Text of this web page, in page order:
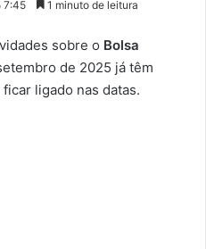
7:45 1 minuto de leitura
sobre o Bolsa
de 2025 já têm
ligado nas datas.